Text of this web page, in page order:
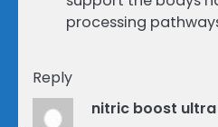
processing
Reply
nitric boost ultra